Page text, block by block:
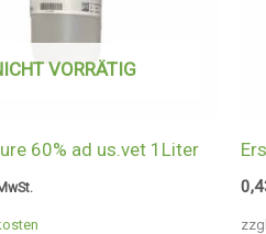
VORRÄTIG
60% ad us.vet 1Liter
zzgl.